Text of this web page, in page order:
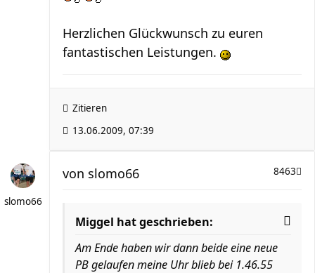
Herzlichen Glückwunsch zu euren
fantastischen Leistungen.
Zitieren
13.06.2009, 07:39
slomo66
8463
von slomo66
Miggel hat geschrieben:
Am Ende haben wir dann beide eine neue
PB gelaufen meine Uhr blieb bei 1.46.55